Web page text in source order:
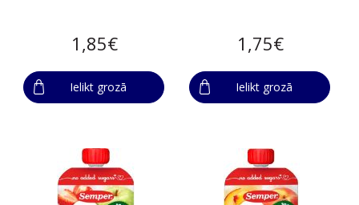
1,85€
Ielikt grozā
1,75€
Ielikt grozā